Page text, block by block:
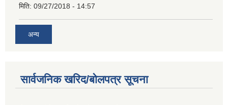
मिति: 09/27/2018 - 14:57
अन्य
सार्वजनिक खरिद/बोलपत्र सूचना